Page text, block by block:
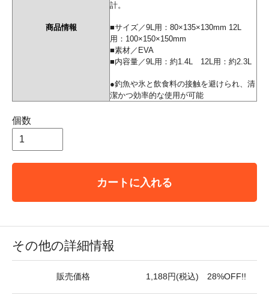
商品情報
計。
■サイズ／9L用：80×135×130mm 12L
用：100×150×150mm
■素材／EVA
■内容量／9L用：約1.4L 12L用：約2.3L
●釣魚や氷と飲食料の接触を避けられ、清
潔かつ効率的な使用が可能
個数
カートに入れる
その他の詳細情報
販売価格 1,188円(税込) 28%OFF!!